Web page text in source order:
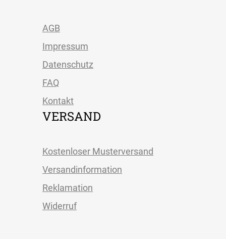
AGB
Impressum
Datenschutz
FAQ
Kontakt
VERSAND
Kostenloser Musterversand
Versandinformation
Reklamation
Widerruf